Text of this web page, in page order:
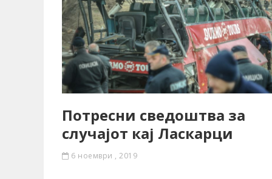
Потресни сведоштва за
случајот кај Ласкарци
6 ноември , 2019